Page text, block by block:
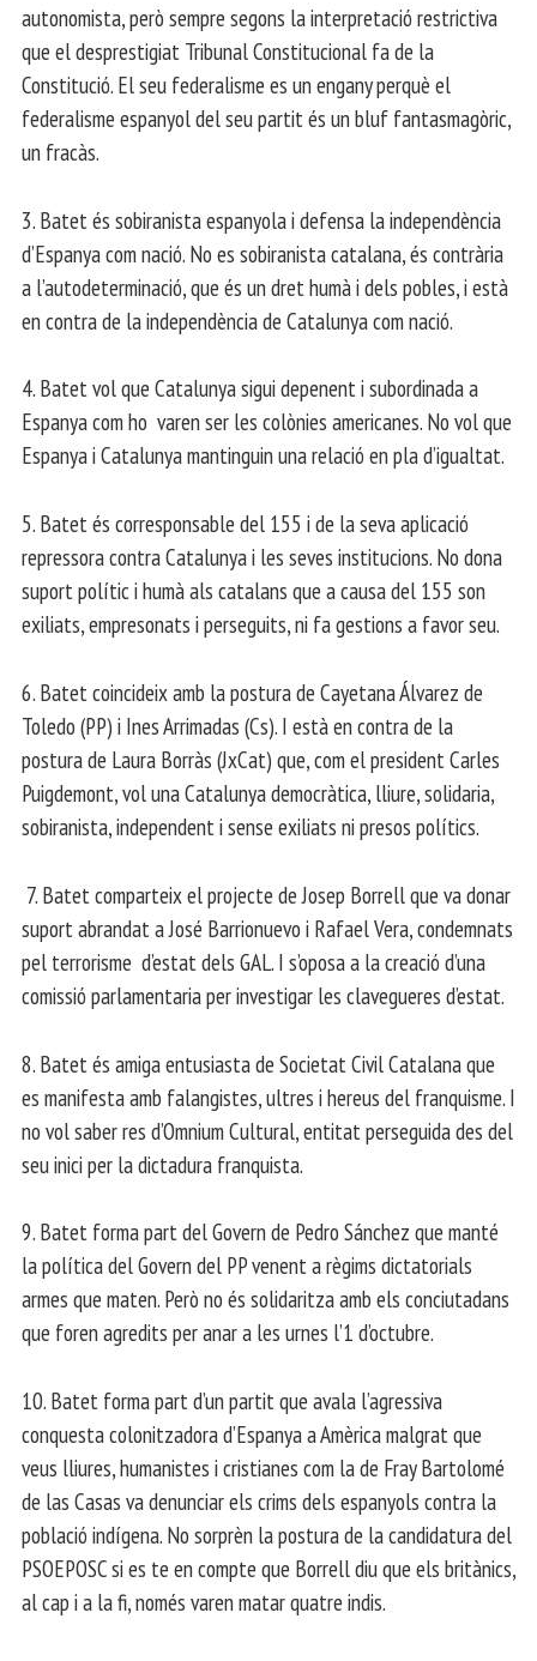
autonomista, però sempre segons la interpretació restrictiva
que el desprestigiat Tribunal Constitucional fa de la
Constitució. El seu federalisme es un engany perquè el
federalisme espanyol del seu partit és un bluf fantasmagòric,
un fracàs.
3. Batet és sobiranista espanyola i defensa la independència
d’Espanya com nació. No es sobiranista catalana, és contrària
a l’autodeterminació, que és un dret humà i dels pobles, i està
en contra de la independència de Catalunya com nació.
4. Batet vol que Catalunya sigui depenent i subordinada a
Espanya com ho varen ser les colònies americanes. No vol que
Espanya i Catalunya mantinguin una relació en pla d’igualtat.
5. Batet és corresponsable del 155 i de la seva aplicació
repressora contra Catalunya i les seves institucions. No dona
suport polític i humà als catalans que a causa del 155 son
exiliats, empresonats i perseguits, ni fa gestions a favor seu.
6. Batet coincideix amb la postura de Cayetana Álvarez de
Toledo (PP) i Ines Arrimadas (Cs). I està en contra de la
postura de Laura Borràs (JxCat) que, com el president Carles
Puigdemont, vol una Catalunya democràtica, lliure, solidaria,
sobiranista, independent i sense exiliats ni presos polítics.
7. Batet comparteix el projecte de Josep Borrell que va donar
suport abrandat a José Barrionuevo i Rafael Vera, condemnats
pel terrorisme d’estat dels GAL. I s’oposa a la creació d’una
comissió parlamentaria per investigar les clavegueres d’estat.
8. Batet és amiga entusiasta de Societat Civil Catalana que
es manifesta amb falangistes, ultres i hereus del franquisme. I
no vol saber res d’Omnium Cultural, entitat perseguida des del
seu inici per la dictadura franquista.
9. Batet forma part del Govern de Pedro Sánchez que manté
la política del Govern del PP venent a règims dictatorials
armes que maten. Però no és solidaritza amb els conciutadans
que foren agredits per anar a les urnes l’1 d’octubre.
10. Batet forma part d’un partit que avala l’agressiva
conquesta colonitzadora d’Espanya a Amèrica malgrat que
veus lliures, humanistes i cristianes com la de Fray Bartolomé
de las Casas va denunciar els crims dels espanyols contra la
població indígena. No sorprèn la postura de la candidatura del
PSOEPOSC si es te en compte que Borrell diu que els britànics,
al cap i a la fi, només varen matar quatre indis.